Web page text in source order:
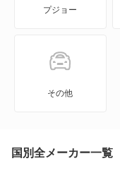
アイシス
アベンシスワゴン
プジョー
その他
国別全メーカー一覧